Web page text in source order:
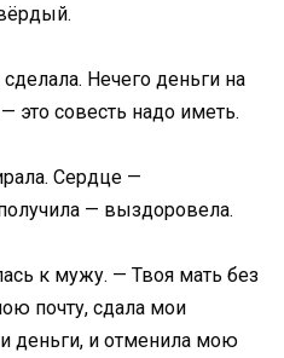
Нечего деньги на
это совесть надо иметь.
Сердце —
— выздоровела.
к мужу. — Твоя мать без
почту, сдала мои
деньги, и отменила мою